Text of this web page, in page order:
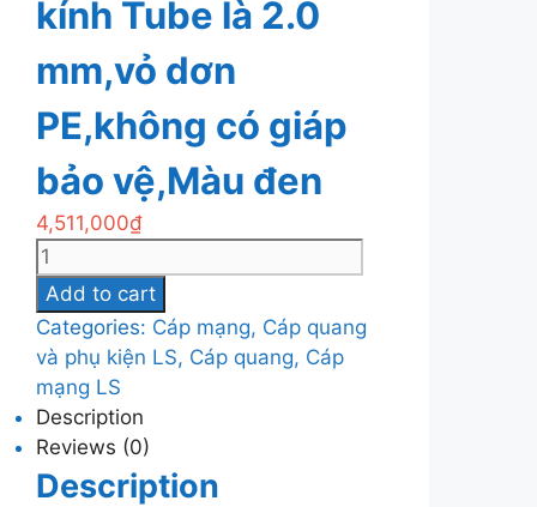
kính Tube là 2.0
mm,vỏ dơn
PE,không có giáp
bảo vệ,Màu đen
4,511,000₫
Cáp
quang
dùng
cả
trong
nhà/ngoài
trời,loại
Loose
Tube,Đa
Add to cart
Categories: Cáp mạng, Cáp quang
và phụ kiện LS, Cáp quang, Cáp
mạng LS
Description
Reviews (0)
Description